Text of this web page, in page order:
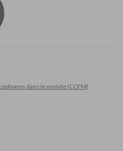
dans le monde (CCFM)